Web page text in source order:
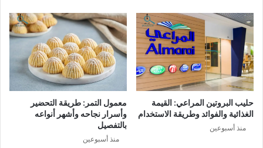
حليب البروتين المراعي: القيمة
الغذائية والفوائد وطريقة الاستخدام
منذ أسبوعين
معمول التمر: طريقة التحضير
وأسرار نجاحه وأشهر أنواعه
بالتفصيل
منذ أسبوعين